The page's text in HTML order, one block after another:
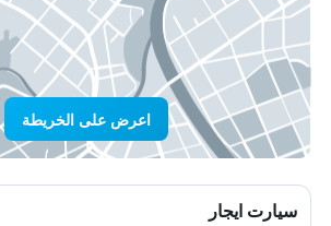
اعرض على الخريطة
سيارت ايجار